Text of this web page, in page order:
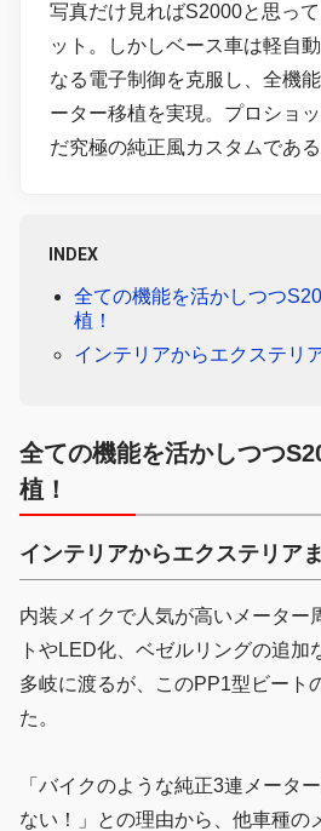
写真だけ見ればS2000と思っ
ット。しかしベース車は軽自
なる電子制御を克服し、全機
ーター移植を実現。プロショ
だ究極の純正風カスタムである
INDEX
全ての機能を活かしつつ
植！
インテリアからエクステリ
全ての機能を活かしつつ
植！
インテリアからエクステリア
内装メイクで人気が高いメーター
トやLED化、ベゼルリングの追加
多岐に渡るが、このPP1型ビート
た。
「バイクのような純正3連メータ
ない！」との理由から、他車種の